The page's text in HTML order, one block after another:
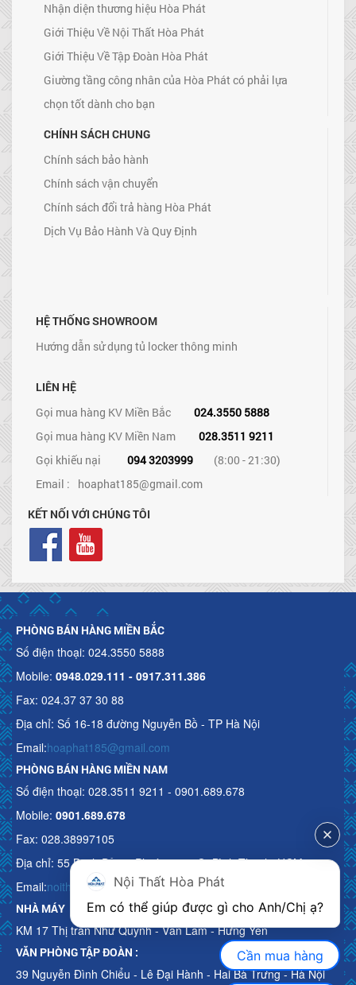
Nhận diện thương hiệu Hòa Phát
Giới Thiệu Về Nội Thất Hòa Phát
Giới Thiệu Về Tập Đoàn Hòa Phát
Giường tầng công nhân của Hòa Phát có phải lựa
chọn tốt dành cho bạn
CHÍNH SÁCH CHUNG
Chính sách bảo hành
Chính sách vận chuyển
Chính sách đổi trả hàng Hòa Phát
Dịch Vụ Bảo Hành Và Quy Định
HỆ THỐNG SHOWROOM
Hướng dẫn sử dụng tủ locker thông minh
LIÊN HỆ
Gọi mua hàng KV Miền Bắc
024.3550 5888
Gọi mua hàng KV Miền Nam
028.3511 9211
Gọi khiếu nại
094 3203999
(8:00 - 21:30)
Email : hoaphat185@gmail.com
KẾT NỐI VỚI CHÚNG TÔI
PHÒNG BÁN HÀNG MIỀN BẮC
Số điện thoại: 024.3550 5888
Mobile: 0948.029.111 - 0917.311.386
Fax: 024.37 37 30 88
Địa chỉ: Số 16-18 đường Nguyễn Bồ - TP Hà Nội
Email:hoaphat185@gmail.com
PHÒNG BÁN HÀNG MIỀN NAM
Số điện thoại: 028.3511 9211 - 0901.689.678
Mobile: 0901.689.678
Fax: 028.38997105
Địa chỉ: 55 Bạch Đằng, Phường 15, Q. Bình Thạnh, HCM
Email:noithathoaphattot@gmail.com
NHÀ MÁY
KM 17 Thị trấn Như Quỳnh - Văn Lâm - Hưng Yên
VĂN PHÒNG TẬP ĐOÀN :
39 Nguyễn Đình Chiểu - Lê Đại Hành - Hai Bà Trưng - Hà Nội
Nội Thất Hòa Phát
Cần mua hàng